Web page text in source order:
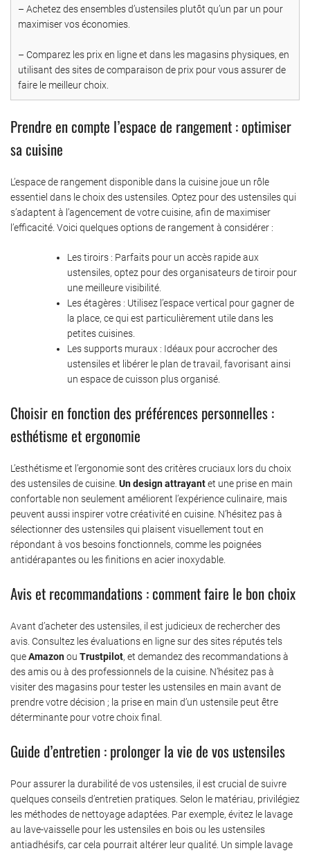
– Achetez des ensembles d’ustensiles plutôt qu’un par un pour
maximiser vos économies.
– Comparez les prix en ligne et dans les magasins physiques, en
utilisant des sites de comparaison de prix pour vous assurer de
faire le meilleur choix.
Prendre en compte l’espace de rangement : optimiser
sa cuisine
L’espace de rangement disponible dans la cuisine joue un rôle
essentiel dans le choix des ustensiles. Optez pour des ustensiles qui
s’adaptent à l’agencement de votre cuisine, afin de maximiser
l’efficacité. Voici quelques options de rangement à considérer :
Les tiroirs : Parfaits pour un accès rapide aux
ustensiles, optez pour des organisateurs de tiroir pour
une meilleure visibilité.
Les étagères : Utilisez l’espace vertical pour gagner de
la place, ce qui est particulièrement utile dans les
petites cuisines.
Les supports muraux : Idéaux pour accrocher des
ustensiles et libérer le plan de travail, favorisant ainsi
un espace de cuisson plus organisé.
Choisir en fonction des préférences personnelles :
esthétisme et ergonomie
L’esthétisme et l’ergonomie sont des critères cruciaux lors du choix
des ustensiles de cuisine. Un design attrayantet une prise en main
confortable non seulement améliorent l’expérience culinaire, mais
peuvent aussi inspirer votre créativité en cuisine. N’hésitez pas à
sélectionner des ustensiles qui plaisent visuellement tout en
répondant à vos besoins fonctionnels, comme les poignées
antidérapantes ou les finitions en acier inoxydable.
Avis et recommandations : comment faire le bon choix
Avant d’acheter des ustensiles, il est judicieux de rechercher des
avis. Consultez les évaluations en ligne sur des sites réputés tels
queAmazonou Trustpilot, et demandez des recommandations à
des amis ou à des professionnels de la cuisine. N’hésitez pas à
visiter des magasins pour tester les ustensiles en main avant de
prendre votre décision ; la prise en main d’un ustensile peut être
déterminante pour votre choix final.
Guide d’entretien : prolonger la vie de vos ustensiles
Pour assurer la durabilité de vos ustensiles, il est crucial de suivre
quelques conseils d’entretien pratiques. Selon le matériau, privilégiez
les méthodes de nettoyage adaptées. Par exemple, évitez le lavage
au lave-vaisselle pour les ustensiles en bois ou les ustensiles
antiadhésifs, car cela pourrait altérer leur qualité. Un simple lavage